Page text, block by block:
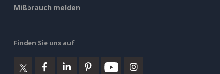
Mißbrauch melden
Finden Sie uns auf